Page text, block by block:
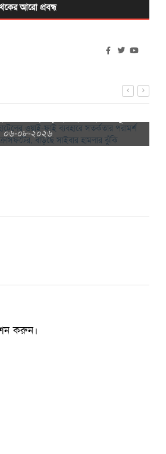
আরো প্রবন্ধ
ওয়াই-ফাই ব্যবহারে সতর্কতার পরামর্শ
০৬-০৮-২০২৬
করুন।